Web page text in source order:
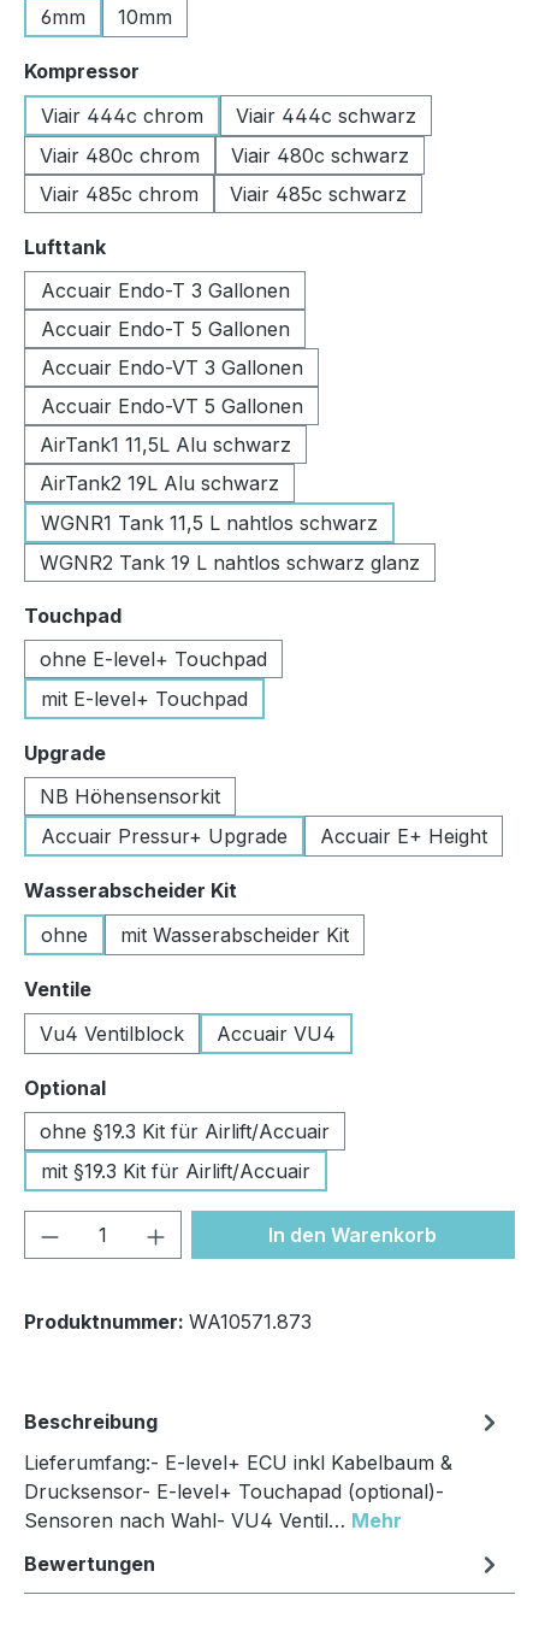
6mm
10mm
Kompressor
Viair 444c chrom
Viair 444c schwarz
Viair 480c chrom
Viair 480c schwarz
Viair 485c chrom
Viair 485c schwarz
Lufttankauswählen
Accuair Endo-T 3 Gallonen
Accuair Endo-T 5 Gallonen
Accuair Endo-VT 3 Gallonen
Accuair Endo-VT 5 Gallonen
AirTank1 11,5L Alu schwarz
AirTank2 19L Alu schwarz
WGNR1 Tank 11,5 L nahtlos schwarz
WGNR2 Tank 19 L nahtlos schwarz glanz
Touchpadauswählen
ohne E-level+ Touchpad
mit E-level+ Touchpad
Upgradeauswählen
NB Höhensensorkit
Accuair Pressur+ Upgrade
Accuair E+ Height
Wasserabscheider Kit
ohne
mit Wasserabscheider Kit
Ventileauswählen
Vu4 Ventilblock
Accuair VU4
Optionalauswählen
ohne §19.3 Kit für Airlift/Accuair
mit §19.3 Kit für Airlift/Accuair
Produkt Anzahl: Gib denIn den Warenkorb
Produktnummer: WA10571.873
Beschreibung
Lieferumfang:- E-level+ ECU inkl Kabelbaum &
Drucksensor- E-level+ Touchapad (optional)-
Sensoren nach Wahl- VU4 Ventil… Mehr
Bewertungen